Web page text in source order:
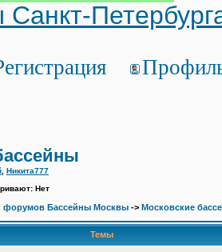
Никита777
Нет
форумов Бассейны Москвы -> Московские
Темы